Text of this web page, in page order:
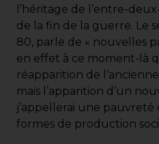
l’héritage de l’entre-
de la fin de la guerre. Le
80, parle de « nouvelles
en effet à ce moment-là
réapparition de
mais l’apparition d’un
j’appellerai une
formes de production